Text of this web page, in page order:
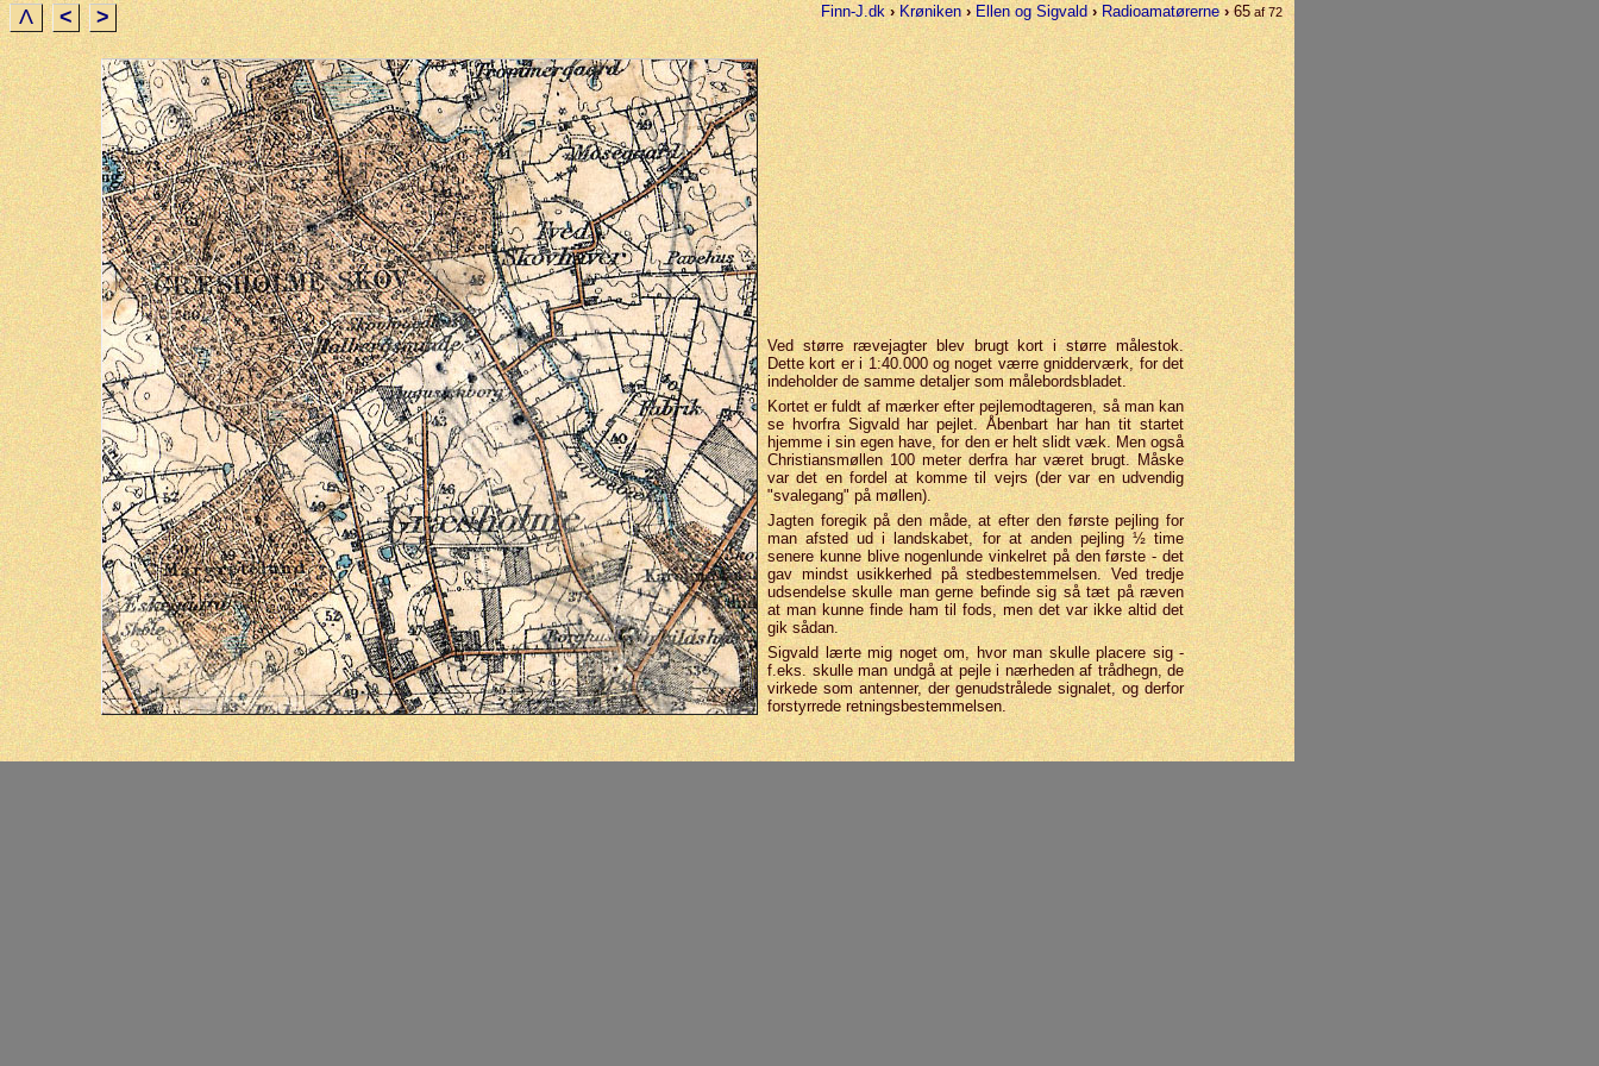
Finn-J.dk › Krøniken › Ellen og Sigvald › Radioamatørerne › 65af 72
Λ < >
Ved større rævejagter blev brugt kort i større måle­stok.
Dette kort er i 1:40.000 og noget værre gnid­der­værk, for det
inde­holder de samme detaljer som måle­bordsbladet.
Kortet er fuldt af mærker efter pejle­modtageren, så man kan
se hvorfra Sigvald har pejlet. Åbenbart har han tit startet
hjemme i sin egen have, for den er helt slidt væk. Men også
Christians­møllen 100 meter derfra har været brugt. Måske
var det en fordel at komme til vejrs (der var en udvendig
"svale­gang" på møllen).
Jagten foregik på den måde, at efter den første pejling for
man afsted ud i land­skabet, for at anden pejling ½ time
senere kunne blive nogen­lunde vinkel­ret på den første - det
gav mindst usik­kerhed på sted­bestem­melsen. Ved tredje
udsendelse skulle man gerne befinde sig så tæt på ræven
at man kunne finde ham til fods, men det var ikke altid det
gik sådan.
Sigvald lærte mig noget om, hvor man skulle placere sig -
f.eks. skulle man undgå at pejle i nærheden af tråd­hegn, de
virkede som antenner, der gen­udstrå­lede signalet, og derfor
for­styr­rede retnings­bestem­melsen.